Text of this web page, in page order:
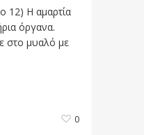
12) Η αμαρτία
όργανα.
στο μυαλό με
0